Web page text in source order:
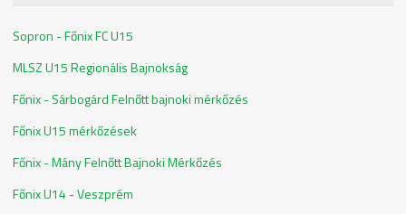
Sopron - Főnix FC U15
MLSZ U15 Regionális Bajnokság
Főnix - Sárbogárd Felnőtt bajnoki mérkőzés
Főnix U15 mérkőzések
Főnix - Mány Felnőtt Bajnoki Mérkőzés
Főnix U14 - Veszprém